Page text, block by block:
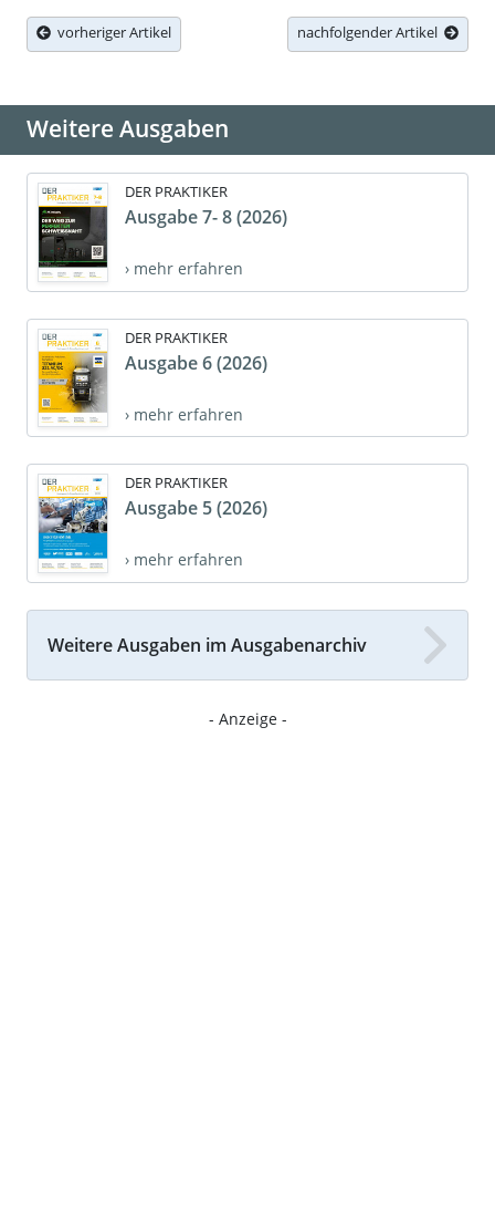
vorheriger Artikel nachfolgender Artikel
Weitere Ausgaben
DER PRAKTIKER
Ausgabe 7- 8 (2026)
› mehr erfahren
DER PRAKTIKER
Ausgabe 6 (2026)
› mehr erfahren
DER PRAKTIKER
Ausgabe 5 (2026)
› mehr erfahren
Weitere Ausgaben im Ausgabenarchiv
- Anzeige -